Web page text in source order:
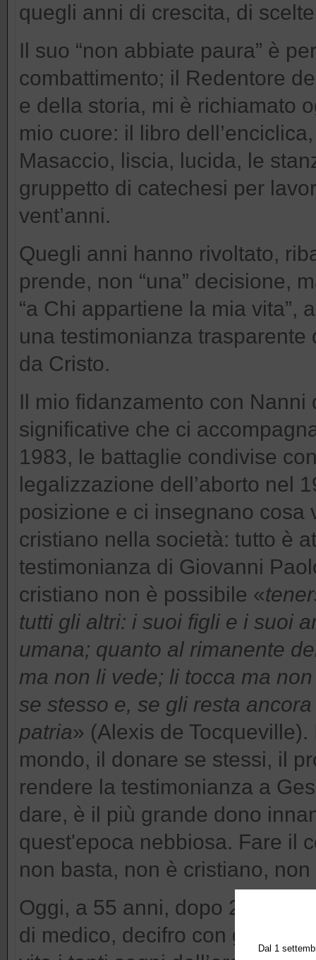
quegli anni di crescita, di
Il suo “non abbiate paura” è
combattimento; il Redentore
e della storia, mi è richiamato
mio cuore: il libro
Masaccio, liscia, lucida, le
gruppetto di catechesi per
vent’anni.
Quegli anni hanno rivoltato,
prende, non “una” decisione,
“a Chi appartiene la mia vita”,
una testimonianza
da Cristo.
Il mio fidanzamento con
significative che ci
1983, le battaglie condivise
legalizzazione dell’aborto nel
posizione e ci insegnano cosa
cristiano nella società: tutto è
testimonianza di Giovanni
cristiano non è possibile «
tutti gli altri: i suoi figli e i suoi
umana; quanto al rimanente
ma non li vede; li tocca ma
se stesso e, se gli resta
patria» (Alexis de
mondo, il donare se stessi, il
rendere la testimonianza a
dare, è il più grande dono
quest'epoca nebbiosa. Fare il
non basta, non è cristiano,
Oggi, a 55 anni, dopo 29 anni
di medico, decifro con
Dal 1